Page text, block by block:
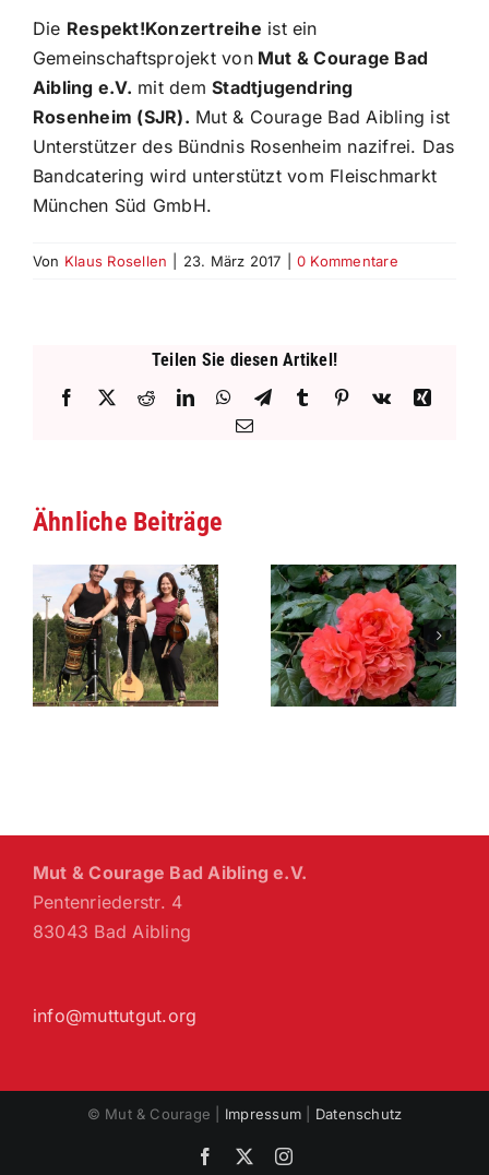
Die Respekt!Konzertreihe ist ein
Gemeinschaftsprojekt vonMut & Courage Bad
Aibling e.V. mit demStadtjugendring
Rosenheim (SJR). Mut & Courage Bad Aibling ist
Unterstützer des Bündnis Rosenheim nazifrei. Das
Bandcatering wird unterstützt vom Fleischmarkt
München Süd GmbH.
Von Klaus Rosellen 23. März 2017 0 Kommentare
Teilen Sie diesen Artikel!
Facebook
X RedditLinkedInWhatsApp
TelegramTumblr Pinterest
Vk
Xing
E-
Ähnliche Beiträge
08.08.2026 –
Aibling Gemeinsam
– Jeder ist
herzlichst
Willkommen
13.07.26 – Biene &
Friends Konzert mit
Günther Skitschak
und Raphael
Lichius
Mut & Courage Bad Aibling e.V.
Pentenriederstr. 4
83043 Bad Aibling
info@muttutgut.org
© Mut & Courage | Impressum Datenschutz
Facebook Instagram